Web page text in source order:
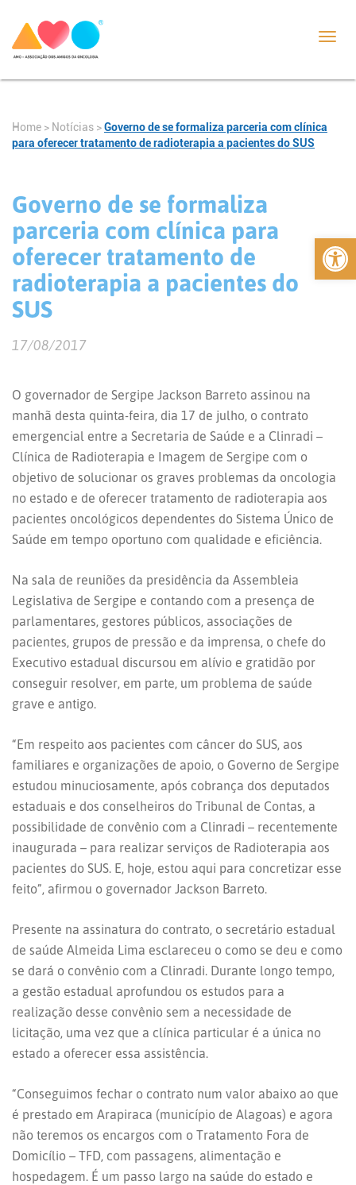
Abrir
Home > Notícias >Governo de se formaliza parceria com clínica
para oferecer tratamento de radioterapia a pacientes do SUS
Governo de se formaliza
parceria com clínica para
oferecer tratamento de
radioterapia a pacientes do
SUS
17/08/2017
O governador de Sergipe Jackson Barreto assinou na
manhã desta quinta-feira, dia 17 de julho, o contrato
emergencial entre a Secretaria de Saúde e a Clinradi –
Clínica de Radioterapia e Imagem de Sergipe com o
objetivo de solucionar os graves problemas da oncologia
no estado e de oferecer tratamento de radioterapia aos
pacientes oncológicos dependentes do Sistema Único de
Saúde em tempo oportuno com qualidade e eficiência.
Na sala de reuniões da presidência da Assembleia
Legislativa de Sergipe e contando com a presença de
parlamentares, gestores públicos, associações de
pacientes, grupos de pressão e da imprensa, o chefe do
Executivo estadual discursou em alívio e gratidão por
conseguir resolver, em parte, um problema de saúde
grave e antigo.
“Em respeito aos pacientes com câncer do SUS, aos
familiares e organizações de apoio, o Governo de Sergipe
estudou minuciosamente, após cobrança dos deputados
estaduais e dos conselheiros do Tribunal de Contas, a
possibilidade de convênio com a Clinradi – recentemente
inaugurada – para realizar serviços de Radioterapia aos
pacientes do SUS. E, hoje, estou aqui para concretizar esse
feito”, afirmou o governador Jackson Barreto.
Presente na assinatura do contrato, o secretário estadual
de saúde Almeida Lima esclareceu o como se deu e como
se dará o convênio com a Clinradi. Durante longo tempo,
a gestão estadual aprofundou os estudos para a
realização desse convênio sem a necessidade de
licitação, uma vez que a clínica particular é a única no
estado a oferecer essa assistência.
“Conseguimos fechar o contrato num valor abaixo ao que
é prestado em Arapiraca (município de Alagoas) e agora
não teremos os encargos com o Tratamento Fora de
Domicílio – TFD, com passagens, alimentação e
hospedagem. É um passo largo na saúde do estado e